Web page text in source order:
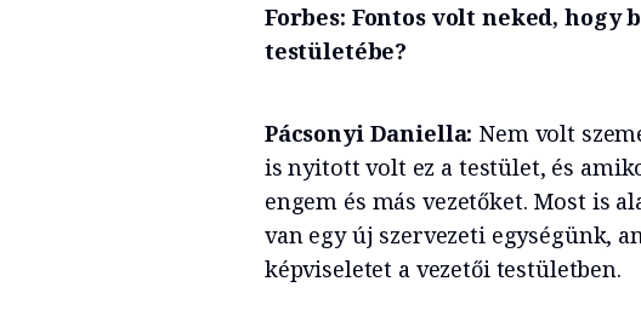
Forbes: Fontos volt neked, hogy
testületébe?
Pácsonyi Daniella: Nem volt
is nyitott volt ez a testület, és
engem és más vezetőket. Most is
van egy új szervezeti egységünk,
képviseletet a vezetői testületben.